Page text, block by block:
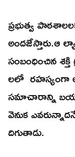
ప్రభుత్వ
అందజేస్తారు.ఆ
సంబంధించిన
లలో రహస్యంగా
సమాచారాన్ని
వెనుక
దిగుతాడు.